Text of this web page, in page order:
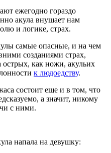
ежегодно гораздо
акула внушает нам
и логике, страх.
самые опасные, и на чем
созданиями страх,
острых, как ножи, акульих
к людоедству.
состоит еще и в том, что
а значит, никому
с ними.
напала на девушку: